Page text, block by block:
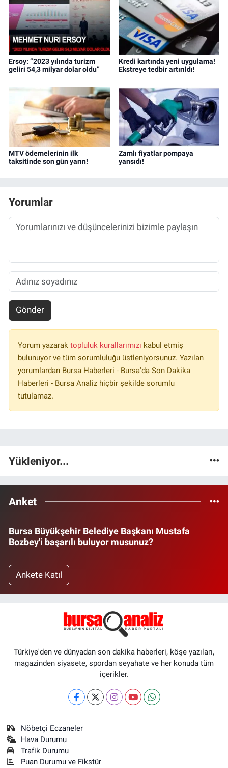
Ersoy: “2023 yılında turizm
geliri 54,3 milyar dolar oldu”
Kredi kartında yeni uygulama!
Ekstreye tedbir artırıldı!
MTV ödemelerinin ilk
taksitinde son gün yarın!
Zamlı fiyatlar pompaya
yansıdı!
Yorumlar
Gönder
Yorum yazarak topluluk kurallarımızı kabul etmiş
bulunuyor ve tüm sorumluluğu üstleniyorsunuz. Yazılan
yorumlardan Bursa Haberleri - Bursa'da Son Dakika
Haberleri - Bursa Analiz hiçbir şekilde sorumlu
tutulamaz.
Yükleniyor...
Anket
Bursa Büyükşehir Belediye Başkanı Mustafa
Bozbey'i başarılı buluyor musunuz?
Ankete Katıl
Türkiye'den ve dünyadan son dakika haberleri, köşe yazıları,
magazinden siyasete, spordan seyahate ve her konuda tüm
içerikler.
Nöbetçi Eczaneler
Hava Durumu
Trafik Durumu
Puan Durumu ve Fikstür